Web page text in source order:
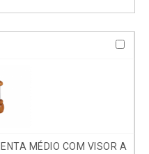
MÉDIO COM VISOR A